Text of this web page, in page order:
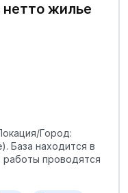
нетто жилье
Город:
База находится в
проводятся